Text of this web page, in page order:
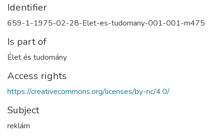
Identifier
659-1-1975-02-28-Elet-es-tudomany-001-001-m475
Is part of
Élet és tudomány
Access rights
https://creativecommons.org/licenses/by-nc/4.0/
Subject
reklám